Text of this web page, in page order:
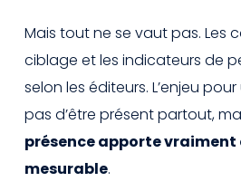
Mais tout ne se vaut pas. Les
ciblage et les indicateurs de
selon les éditeurs. L’enjeu
pas d’être présent partout,
présence apporte vraiment
mesurable.